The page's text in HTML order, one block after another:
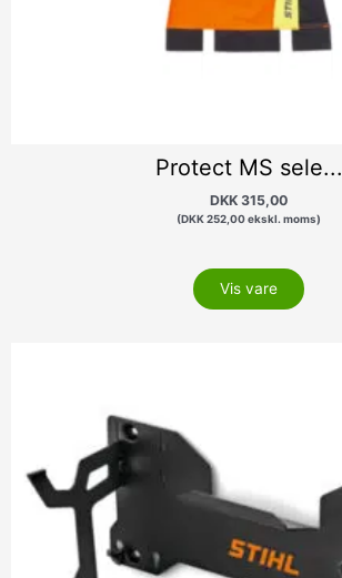
Protect MS sele...
DKK 315,00
(DKK252,00ekskl. moms)
Vis vare